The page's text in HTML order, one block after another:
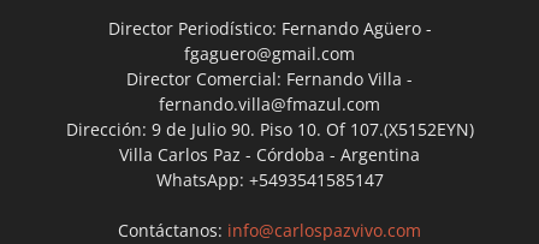
Director Periodístico: Fernando Agüero -
fgaguero@gmail.com
Director Comercial: Fernando Villa -
fernando.villa@fmazul.com
Dirección: 9 de Julio 90. Piso 10. Of 107.(X5152EYN)
Villa Carlos Paz - Córdoba - Argentina
WhatsApp: +5493541585147
Contáctanos: info@carlospazvivo.com